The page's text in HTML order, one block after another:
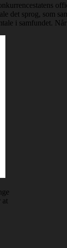
det sprog, som
i samfundet.
at